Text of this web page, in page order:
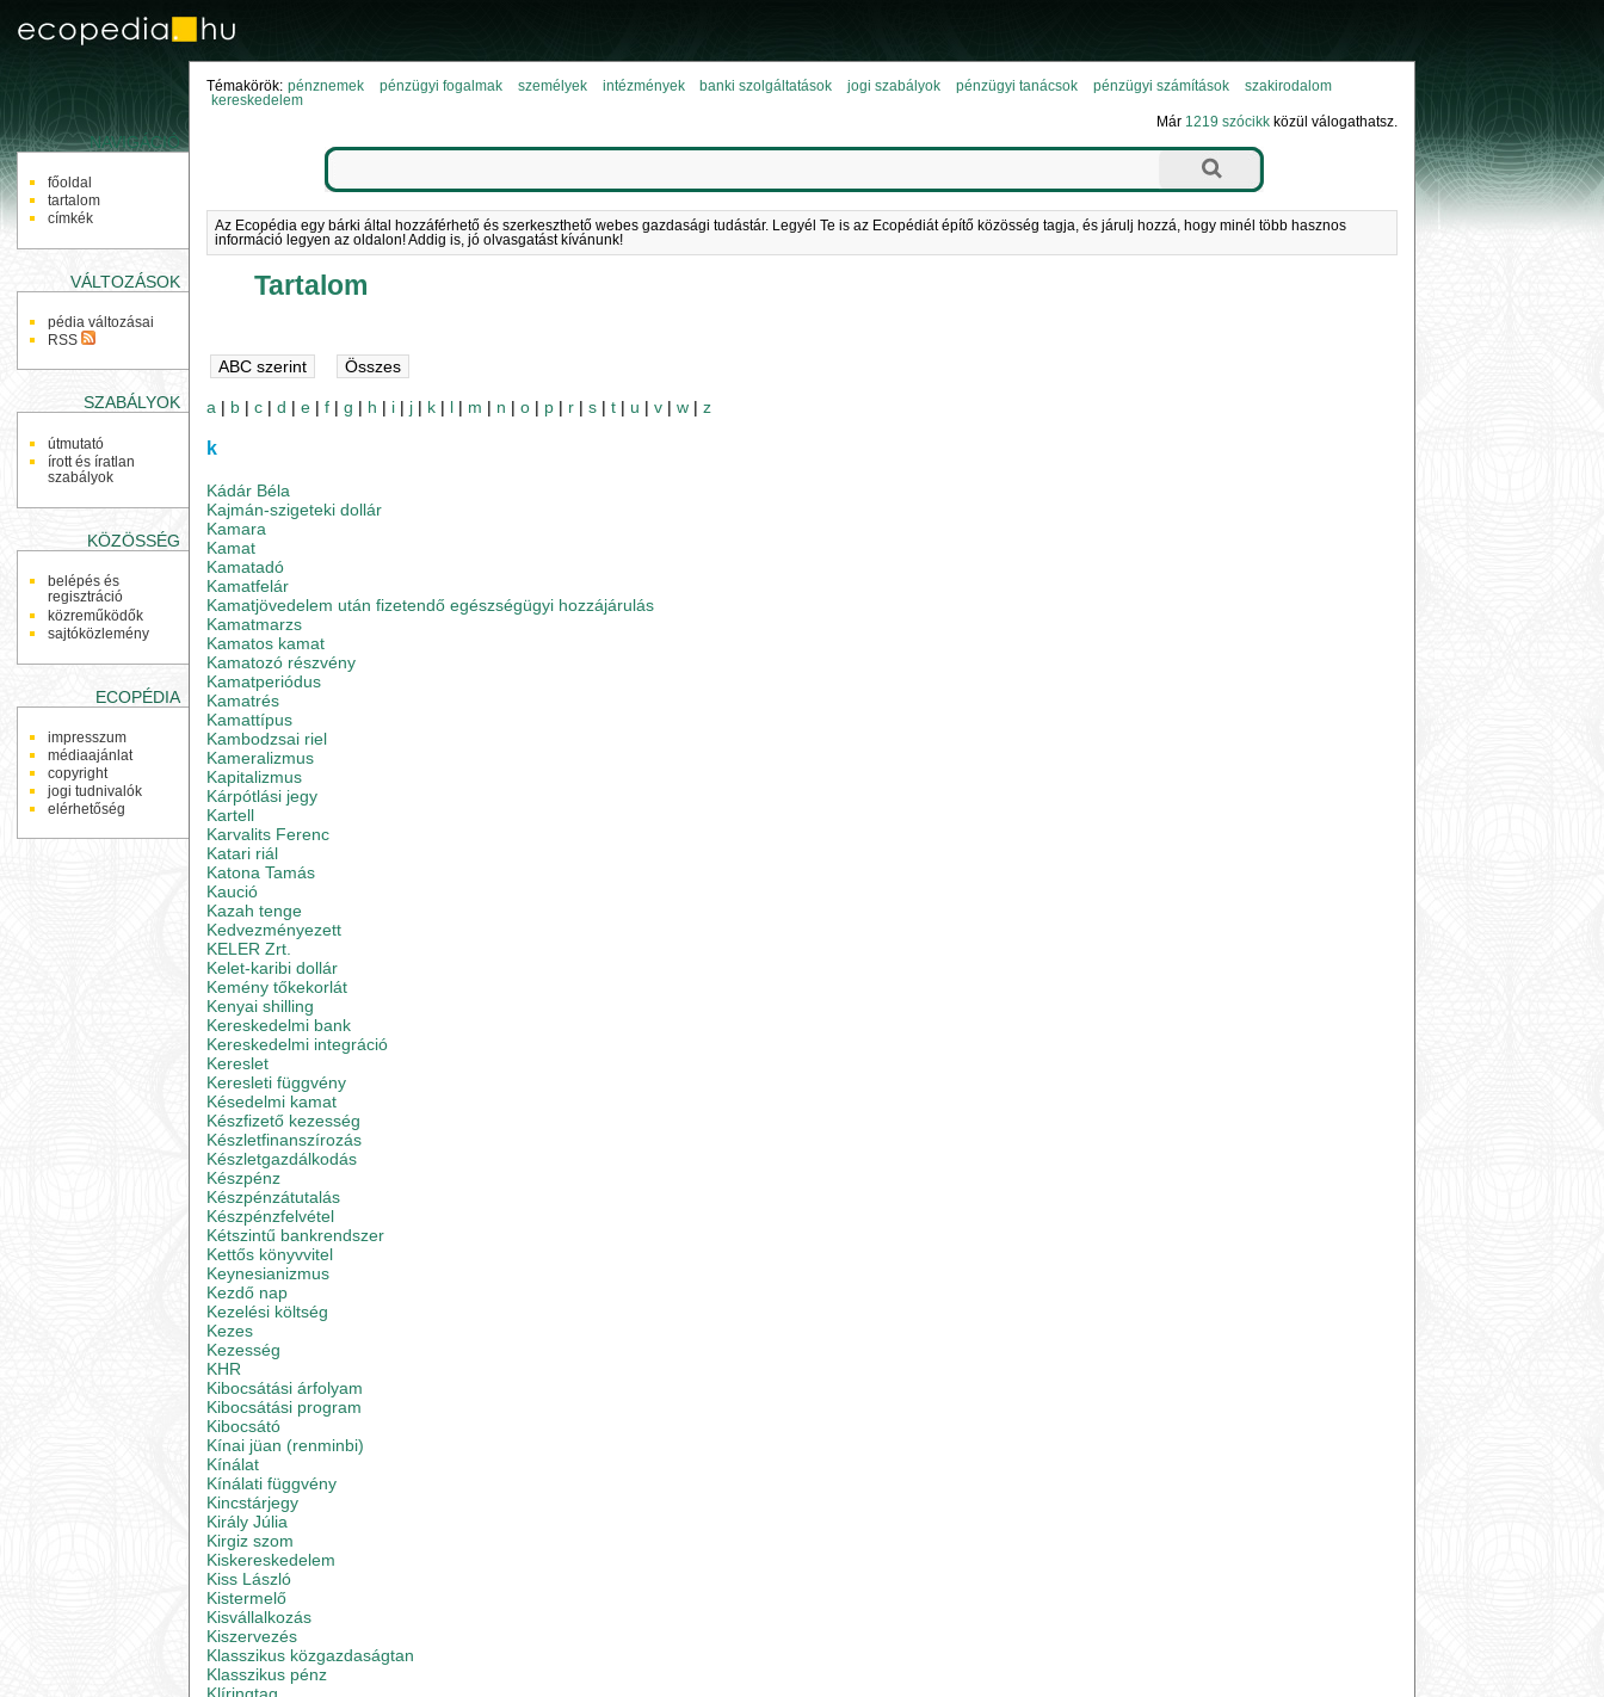
NAVIGÁCIÓ
főoldal
tartalom
címkék
VÁLTOZÁSOK
pédia változásai
RSS
SZABÁLYOK
útmutató
írott és íratlan
szabályok
KÖZÖSSÉG
belépés és
regisztráció
közreműködők
sajtóközlemény
ECOPÉDIA
impresszum
médiaajánlat
copyright
jogi tudnivalók
elérhetőség
Témakörök: pénznemek pénzügyi fogalmak személyek intézmények banki szolgáltatások jogi szabályok pénzügyi tanácsok pénzügyi számítások
szakirodalom
kereskedelem
Már 1219 szócikkközül válogathatsz.
Az Ecopédia egy bárki által hozzáférhető és szerkeszthető webes gazdasági tudástár. Legyél Te is az Ecopédiát építő közösség tagja, és járulj hozzá, hogy minél több hasznos
információ legyen az oldalon! Addig is, jó olvasgatást kívánunk!
Tartalom
a | b |c |d |e |f |g | h | i | j | k | l | m | n |o | p | r |s |t | u |v |w |z
k
Kádár Béla
Kajmán-szigeteki dollár
Kamara
Kamat
Kamatadó
Kamatfelár
Kamatjövedelem után fizetendő egészségügyi hozzájárulás
Kamatmarzs
Kamatos kamat
Kamatozó részvény
Kamatperiódus
Kamatrés
Kamattípus
Kambodzsai riel
Kameralizmus
Kapitalizmus
Kárpótlási jegy
Kartell
Karvalits Ferenc
Katari riál
Katona Tamás
Kaució
Kazah tenge
Kedvezményezett
KELER Zrt.
Kelet-karibi dollár
Kemény tőkekorlát
Kenyai shilling
Kereskedelmi bank
Kereskedelmi integráció
Kereslet
Keresleti függvény
Késedelmi kamat
Készfizető kezesség
Készletfinanszírozás
Készletgazdálkodás
Készpénz
Készpénzátutalás
Készpénzfelvétel
Kétszintű bankrendszer
Kettős könyvvitel
Keynesianizmus
Kezdő nap
Kezelési költség
Kezes
Kezesség
KHR
Kibocsátási árfolyam
Kibocsátási program
Kibocsátó
Kínai jüan (renminbi)
Kínálat
Kínálati függvény
Kincstárjegy
Király Júlia
Kirgiz szom
Kiskereskedelem
Kiss László
Kistermelő
Kisvállalkozás
Kiszervezés
Klasszikus közgazdaságtan
Klasszikus pénz
Klíringtag